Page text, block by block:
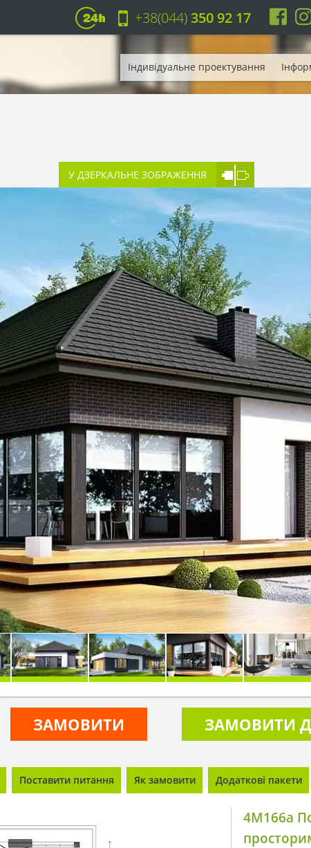
+38(044)350 92 17
Індивідуальне проектування
У ДЗЕРКАЛЬНЕ ЗОБРАЖЕННЯ
ЗАМОВИТИ ЗАМОВИТИ
Поставити питання Як замовити Додаткові пакети
4M166a